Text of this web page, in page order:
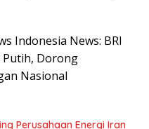
Indonesia News: BRI
Putih, Dorong
Nasional
Perusahaan Energi Iran